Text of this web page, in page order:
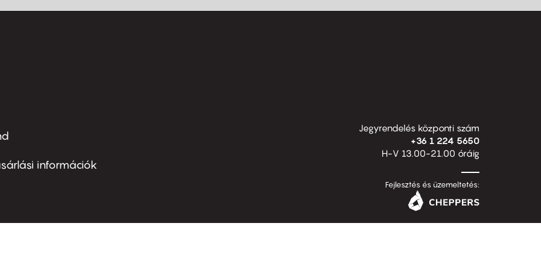
információk
Jegyrendelés központi szám
+36 1 224 5650
H-V 13.00-21.00 óráig
Fejlesztés és üzemeltetés: